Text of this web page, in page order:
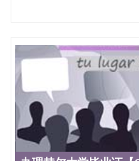
公司专业制作、办理
理、仿制学位证书、
证认证、留服认证、
回国人员证明、留学
位认证、留学生学历
凭学历、美国文凭学
学历、新西兰学历认
551190476 圣何塞州
University）圣何塞州